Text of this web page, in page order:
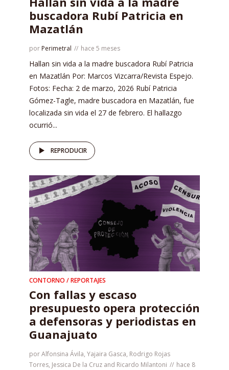
buscadora Rubí Patricia en
Mazatlán
por Perimetral hace 5 meses
Hallan sin vida a la madre buscadora Rubí Patricia
en Mazatlán Por: Marcos Vizcarra/Revista Espejo.
Fotos: Fecha: 2 de marzo, 2026 Rubí Patricia
Gómez-Tagle, madre buscadora en Mazatlán, fue
localizada sin vida el 27 de febrero. El hallazgo
ocurrió...
REPRODUCIR
CONTORNO / REPORTAJES
Con fallas y escaso
presupuesto opera protección
a defensoras y periodistas en
Guanajuato
porAlfonsina Ávila, Yajaira Gasca, Rodrigo Rojas
Torres, Jessica De la Cruz and Ricardo Milantoni
hace 8